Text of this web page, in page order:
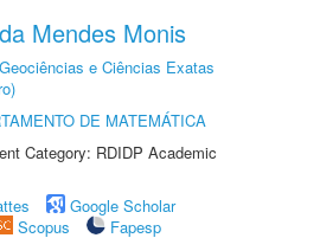
Mendes Monis
e Ciências Exatas
DE MATEMÁTICA
Category: RDIDP Academic
Google Scholar
Scopus
Fapesp